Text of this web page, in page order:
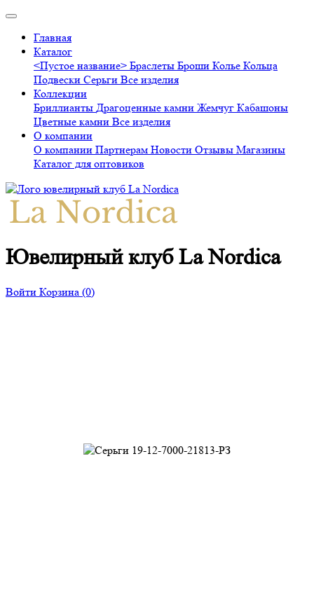
Главная
Каталог
<Пустое название> Браслеты Броши Колье Кольца
Подвески Серьги Все изделия
Коллекции
Бриллианты Драгоценные камни Жемчуг Кабашоны
Цветные камни Все изделия
О компании
О компании Партнерам Новости Отзывы Магазины
Каталог для оптовиков
Ювелирный клуб La Nordica
Войти Корзина (0)